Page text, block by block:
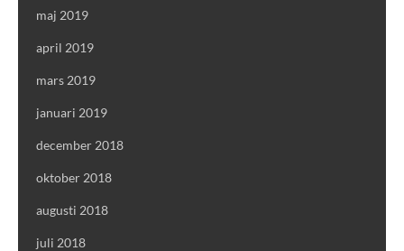
maj 2019
april 2019
mars 2019
januari 2019
december 2018
oktober 2018
augusti 2018
juli 2018